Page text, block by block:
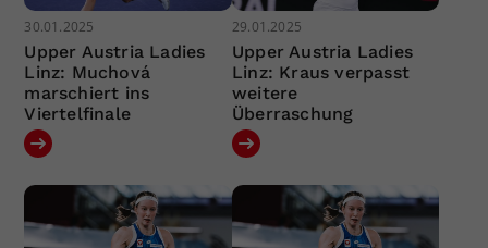
30.01.2025
Upper Austria Ladies
Linz: Muchová
marschiert ins
Viertelfinale
29.01.2025
Upper Austria Ladies
Linz: Kraus verpasst
weitere
Überraschung